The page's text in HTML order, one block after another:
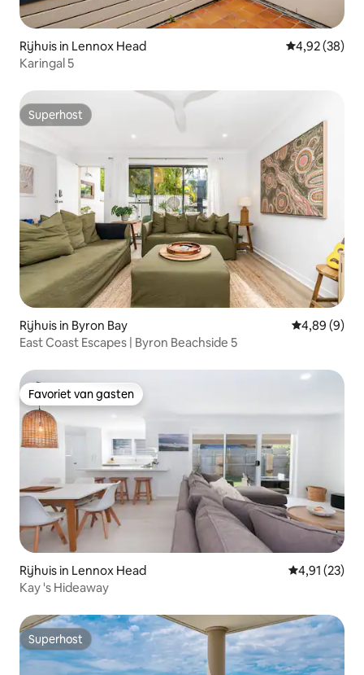
Rijhuis in Lennox Head Gemiddelde
4,92 (38)
Karingal 5
Superhost
Superhost
Rijhuis in Byron Bay Gemiddelde
4,89 (9)
East Coast Escapes | Byron Beachside 5
Favoriet van gasten
Favoriet van gasten
Rijhuis in Lennox Head Gemiddelde
4,91 (23)
Kay 's Hideaway
Superhost
Superhost